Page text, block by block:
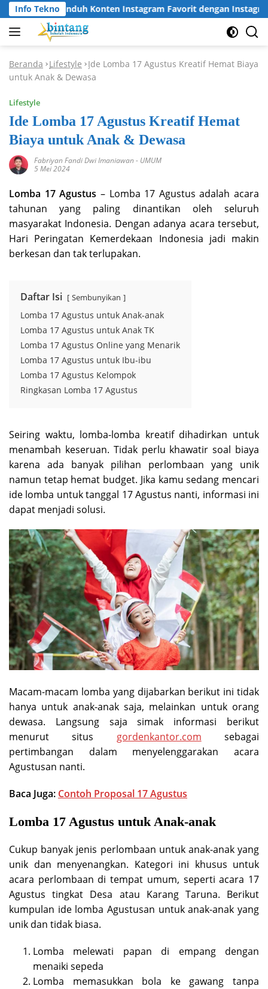
Langsung
ke
konten
Info Tekno
Cara Unduh Konten Instagram Favorit dengan Instagram
Beranda -Lifestyle -Ide Lomba 17 Agustus Kreatif Hemat Biaya
untuk Anak & Dewasa
Lifestyle
Ide Lomba 17 Agustus Kreatif Hemat
Biaya untuk Anak & Dewasa
Fabriyan Fandi Dwi Imaniawan - UMUM
5 Mei 2024
Lomba 17 Agustus – Lomba 17 Agustus adalah acara
tahunan yang paling dinantikan oleh seluruh
masyarakat Indonesia. Dengan adanya acara tersebut,
Hari Peringatan Kemerdekaan Indonesia jadi makin
berkesan dan tak terlupakan.
Daftar Isi Sembunyikan
Lomba 17 Agustus untuk Anak-anak
Lomba 17 Agustus untuk Anak TK
Lomba 17 Agustus Online yang Menarik
Lomba 17 Agustus untuk Ibu-ibu
Lomba 17 Agustus Kelompok
Ringkasan Lomba 17 Agustus
Seiring waktu, lomba-lomba kreatif dihadirkan untuk
menambah keseruan. Tidak perlu khawatir soal biaya
karena ada banyak pilihan perlombaan yang unik
namun tetap hemat budget. Jika kamu sedang mencari
ide lomba untuk tanggal 17 Agustus nanti, informasi ini
dapat menjadi solusi.
Macam-macam lomba yang dijabarkan berikut ini tidak
hanya untuk anak-anak saja, melainkan untuk orang
dewasa. Langsung saja simak informasi berikut
menurut situs gordenkantor.com sebagai
pertimbangan dalam menyelenggarakan acara
Agustusan nanti.
Baca Juga: Contoh Proposal 17 Agustus
Lomba 17 Agustus untuk Anak-anak
Cukup banyak jenis perlombaan untuk anak-anak yang
unik dan menyenangkan. Kategori ini khusus untuk
acara perlombaan di tempat umum, seperti acara 17
Agustus tingkat Desa atau Karang Taruna. Berikut
kumpulan ide lomba Agustusan untuk anak-anak yang
unik dan tidak biasa.
Lomba melewati papan di empang dengan
menaiki sepeda
Lomba memasukkan bola ke gawang tanpa